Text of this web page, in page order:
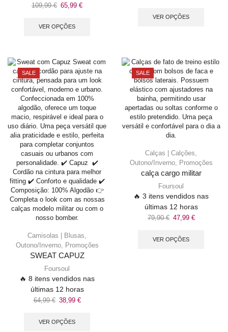
109,99€ 65,99 €
VER OPÇÕES
VER OPÇÕES
SALE
Camisolas | Blusas,
Outono/Inverno, Promoções
SWEAT CAPUZ
Foursoul
🔥 8 itens vendidos nas
últimas 12 horas
64,99€ 38,99 €
VER OPÇÕES
SALE
Calças | Calções,
Outono/Inverno, Promoções
calça cargo militar
Foursoul
🔥 3 itens vendidos nas
últimas 12 horas
79,90€ 47,99 €
VER OPÇÕES